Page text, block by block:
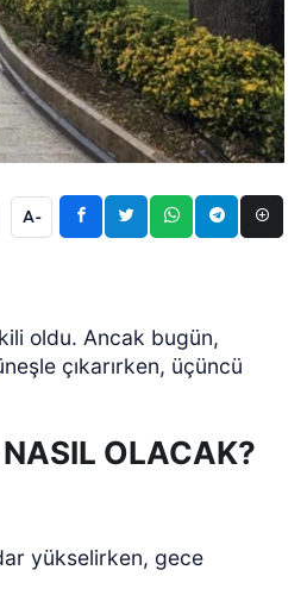
A-
oldu. Ancak bugün,
çıkarırken, üçüncü
OLACAK?
yükselirken, gece